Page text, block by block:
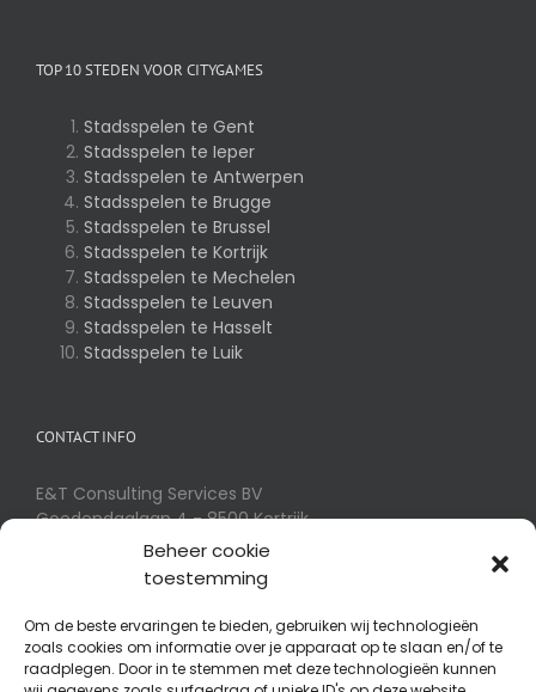
Beheer cookie
toestemming
Om de beste ervaringen te bieden, gebruiken wij technologieën
zoals cookies om informatie over je apparaat op te slaan en/of te
raadplegen. Door in te stemmen met deze technologieën kunnen
TOP 10 STEDEN VOOR CITYGAMES
Stadsspelen te Gent
Stadsspelen te Ieper
Stadsspelen te Antwerpen
Stadsspelen te Brugge
Stadsspelen te Brussel
Stadsspelen te Kortrijk
Stadsspelen te Mechelen
Stadsspelen te Leuven
Stadsspelen te Hasselt
Stadsspelen te Luik
CONTACT INFO
E&T Consulting Services BV
Goedendaglaan 4 - 8500 Kortrijk
056 32 54 01
info@eotm.be
SPIN-OFFS